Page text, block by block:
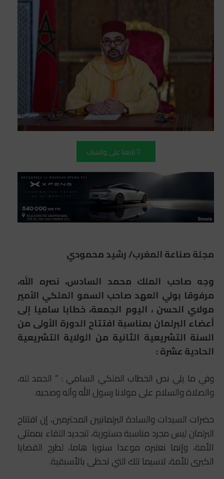
تابعنا على واتساب
مجلة صناعة المغرب/ رشيد محمودي
وجه صاحب الملك محمد السادس، نصره الله،
مرفوقا بولي العهد صاحب السمو الملكي الأمير
مولاي الحسن ، اليوم الجمعة، خطابا ساميا إلى
أعضاء البرلمان بمناسبة افتتاح الدورة الأولى من
السنة التشريعية الثانية من الولاية التشريعية
الحادية عشرة :
وفي ما يلي نص الخطاب الملكي السامي : ” الحمد لله،
والصلاة والسلام على مولانا رسول الله وآله وصحبه.
حضرات السيدات والسادة البرلمانيين المحترمين، إن افتتاح
البرلمان ليس مجرد مناسبة دستورية، لتجديد اللقاء بممثلي
الأمة، وإنما نعتبره موعدا سنويا هاما، لطرح القضايا
الكبرى للأمة، لاسيما تلك التي تحظى بالأسبقية.